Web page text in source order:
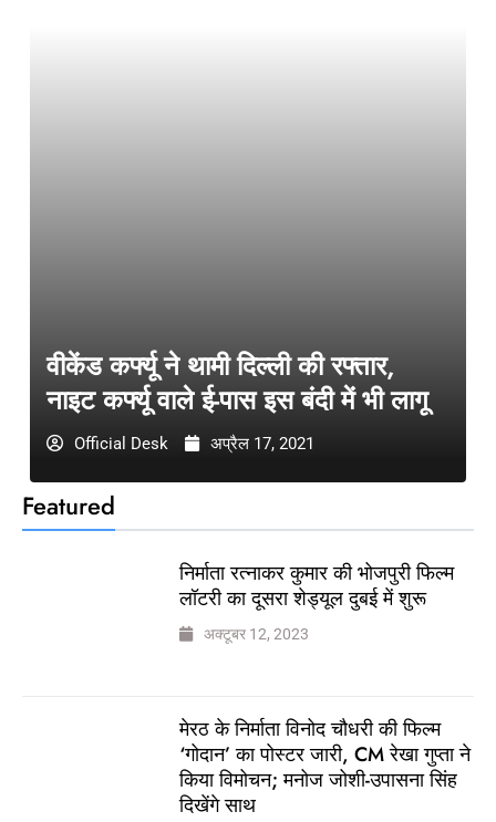
Featured
निर्माता रत्नाकर कुमार की भोजपुरी फिल्म
लॉटरी का दूसरा शेड्यूल दुबई में शुरू
अक्टूबर 12, 2023
मेरठ के निर्माता विनोद चौधरी की फिल्म
‘गोदान’ का पोस्टर जारी, CM रेखा गुप्ता ने
किया विमोचन; मनोज जोशी-उपासना सिंह
दिखेंगे साथ
वीकेंड कर्फ्यू ने थामी दिल्ली की रफ्तार,
नाइट कर्फ्यू वाले ई-पास इस बंदी में भी लागू
Official Desk अप्रैल 17, 2021